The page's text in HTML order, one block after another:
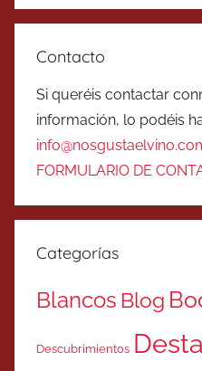
Contacto
Si queréis contactar
información, lo podéis
FORMULARIO DE
Categorías
Blancos Blog
Descubrimientos